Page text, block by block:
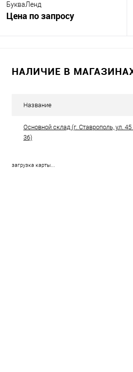
БукваЛенд
Цена по запросу
Купить в 1 клик
К сравнению
НАЛИЧИЕ В
Название
Основной склад (г. Ставрополь, ул.
36)
загрузка карты...